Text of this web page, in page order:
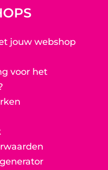
jouw webshop
voor het